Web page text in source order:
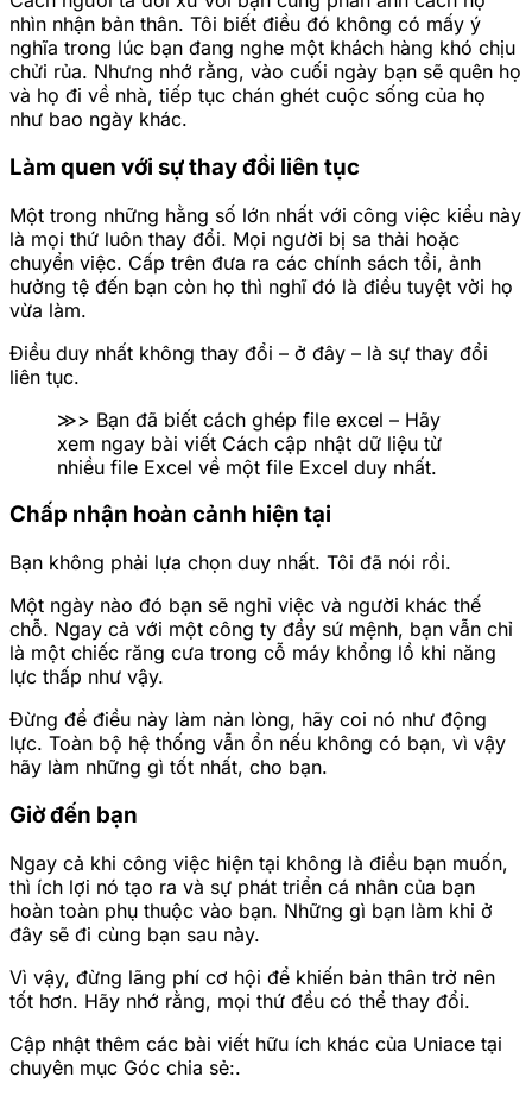
nhìn nhận bản thân. Tôi biết điều đó không có mấy ý
nghĩa trong lúc bạn đang nghe một khách hàng khó chịu
chửi rủa. Nhưng nhớ rằng, vào cuối ngày bạn sẽ quên họ
và họ đi về nhà, tiếp tục chán ghét cuộc sống của họ
như bao ngày khác.
Làm quen với sự thay đổi liên tục
Một trong những hằng số lớn nhất với công việc kiểu này
là mọi thứ luôn thay đổi. Mọi người bị sa thải hoặc
chuyển việc. Cấp trên đưa ra các chính sách tồi, ảnh
hưởng tệ đến bạn còn họ thì nghĩ đó là điều tuyệt vời họ
vừa làm.
Điều duy nhất không thay đổi – ở đây – là sự thay đổi
liên tục.
≫> Bạn đã biết cách ghép file excel – Hãy
xem ngay bài viết Cách cập nhật dữ liệu từ
nhiều file Excel về một file Excel duy nhất.
Chấp nhận hoàn cảnh hiện tại
Bạn không phải lựa chọn duy nhất. Tôi đã nói rồi.
Một ngày nào đó bạn sẽ nghỉ việc và người khác thế
chỗ. Ngay cả với một công ty đầy sứ mệnh, bạn vẫn chỉ
là một chiếc răng cưa trong cỗ máy khổng lồ khi năng
lực thấp như vậy.
Đừng để điều này làm nản lòng, hãy coi nó như động
lực. Toàn bộ hệ thống vẫn ổn nếu không có bạn, vì vậy
hãy làm những gì tốt nhất, cho bạn.
Giờ đến bạn
Ngay cả khi công việc hiện tại không là điều bạn muốn,
thì ích lợi nó tạo ra và sự phát triển cá nhân của bạn
hoàn toàn phụ thuộc vào bạn. Những gì bạn làm khi ở
đây sẽ đi cùng bạn sau này.
Vì vậy, đừng lãng phí cơ hội để khiến bản thân trở nên
tốt hơn. Hãy nhớ rằng, mọi thứ đều có thể thay đổi.
Cập nhật thêm các bài viết hữu ích khác của Uniace tại
chuyên mục Góc chia sẻ:.